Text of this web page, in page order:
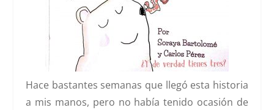
Hace bastantes semanas que llegó esta historia
a mis manos, pero no había tenido ocasión de